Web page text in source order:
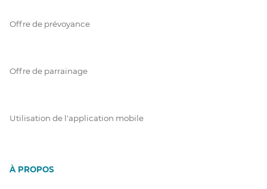
Offre de prévoyance
Offre de parrainage
Utilisation de l'application mobile
À PROPOS